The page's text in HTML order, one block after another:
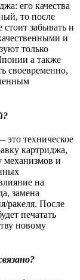
его качества
то после
забывать и
и
только
а также
своевременно,
это техническое
картриджа,
механизмов и
на
замена
ракеля. После
печатать
новому